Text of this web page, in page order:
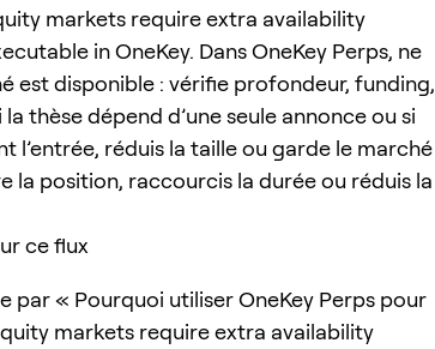
markets require extra availability
in OneKey. Dans OneKey Perps, ne
est disponible : vérifie profondeur, funding,
thèse dépend d’une seule annonce ou si
l’entrée, réduis la taille ou garde le marché
la position, raccourcis la durée ou réduis la
ce flux
par « Pourquoi utiliser OneKey Perps pour
markets require extra availability